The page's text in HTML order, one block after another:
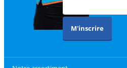
M'inscrire